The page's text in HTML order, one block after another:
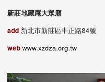
新莊地藏庵大眾廟
add 新北市新莊區中正路84號
web www.xzdza.org.tw